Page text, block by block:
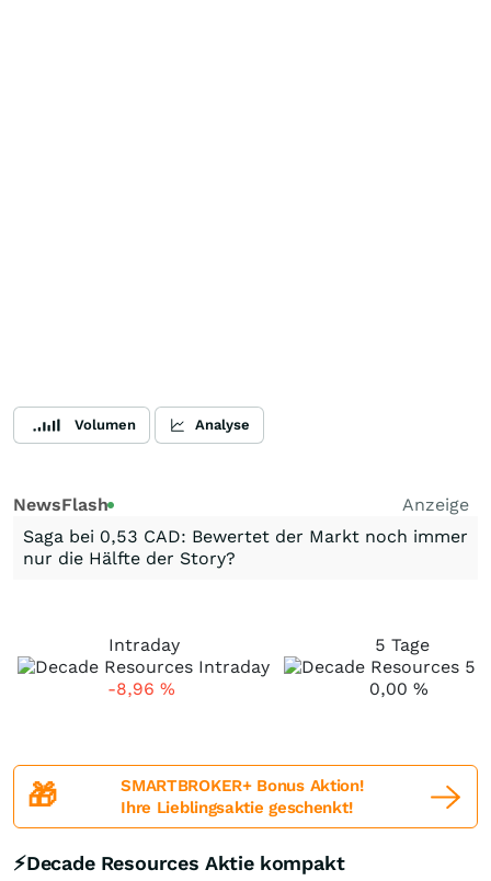
Volumen Analyse
NewsFlash
Anzeige
Saga bei 0,53 CAD: Bewertet der Markt noch immer
nur die Hälfte der Story?
Intraday
-8,96 %
5 Tage
0,00 %
🎁
SMARTBROKER+ Bonus Aktion!
Ihre Lieblingsaktie geschenkt!
⚡Decade Resources Aktie kompakt